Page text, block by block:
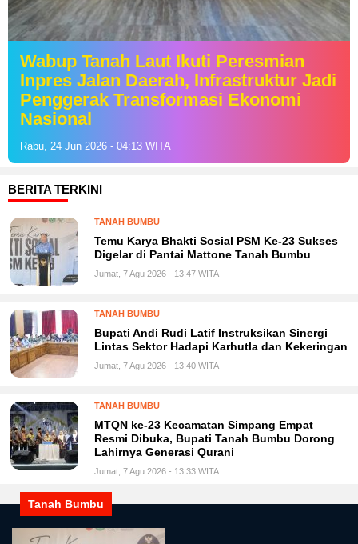
Wabup Tanah Laut Ikuti Peresmian
Inpres Jalan Daerah, Infrastruktur Jadi
Penggerak Transformasi Ekonomi
Nasional
Rabu, 24 Jun 2026 - 04:13 WITA
BERITA TERKINI
TANAH BUMBU
Temu Karya Bhakti Sosial PSM Ke-23 Sukses
Digelar di Pantai Mattone Tanah Bumbu
Jumat, 7 Agu 2026 - 13:47 WITA
TANAH BUMBU
Bupati Andi Rudi Latif Instruksikan Sinergi
Lintas Sektor Hadapi Karhutla dan Kekeringan
Jumat, 7 Agu 2026 - 13:40 WITA
TANAH BUMBU
MTQN ke-23 Kecamatan Simpang Empat
Resmi Dibuka, Bupati Tanah Bumbu Dorong
Lahirnya Generasi Qurani
Jumat, 7 Agu 2026 - 13:33 WITA
Tanah Bumbu